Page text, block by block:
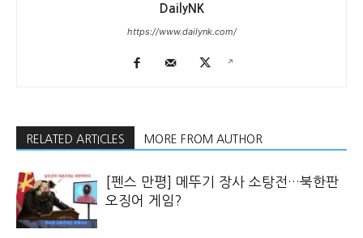
DailyNK
https://www.dailynk.com/
RELATED ARTICLES MORE FROM AUTHOR
[펜스 만평] 메뚜기 장사 소탕전…북한판
오징어 게임?